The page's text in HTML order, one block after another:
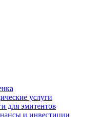
услуги
для эмитентов
и инвестиции